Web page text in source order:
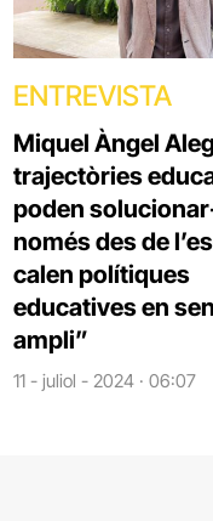
ENTREVISTA
Miquel Àngel
trajectòries
poden
només des de
calen polítiques
educatives en
ampli”
11 - juliol - 2024 · 06:07